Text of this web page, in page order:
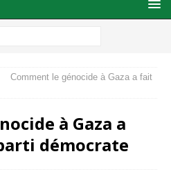
Comment le génocide à Gaza a fait
à Gaza a
démocrate